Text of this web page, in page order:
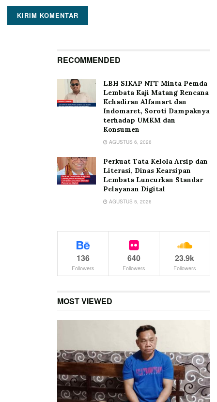
RECOMMENDED
LBH SIKAP NTT Minta Pemda
Lembata Kaji Matang Rencana
Kehadiran Alfamart dan
Indomaret, Soroti Dampaknya
terhadap UMKM dan
Konsumen
AGUSTUS 6, 2026
Perkuat Tata Kelola Arsip dan
Literasi, Dinas Kearsipan
Lembata Luncurkan Standar
Pelayanan Digital
AGUSTUS 5, 2026
136
Followers
640
Followers
23.9k
Followers
MOST VIEWED